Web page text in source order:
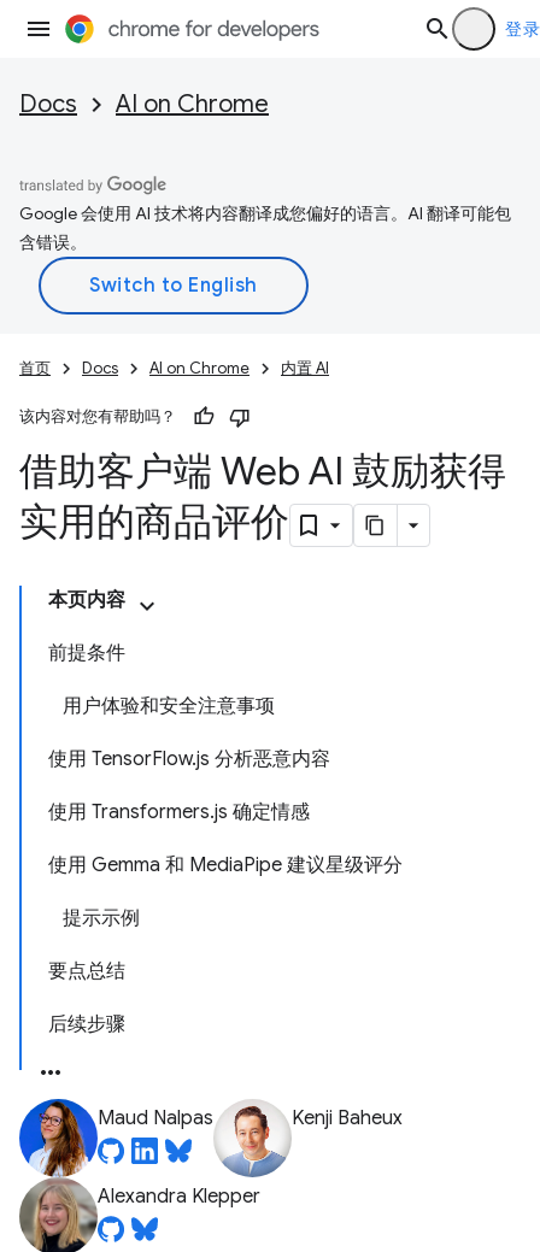
登录
Docs AI on Chrome
Google 会使用 AI 技术将内容翻译成您偏好的语言。AI 翻译可能包
含错误。
首页 Docs AI on Chrome 内置 AI
该内容对您有帮助吗？
借助客户端 Web AI 鼓励获得
实用的商品评价
本页内容
前提条件
用户体验和安全注意事项
使用 TensorFlow.js 分析恶意内容
使用 Transformers.js 确定情感
使用 Gemma 和 MediaPipe 建议星级评分
提示示例
要点总结
后续步骤
Maud Nalpas Kenji Baheux
Alexandra Klepper